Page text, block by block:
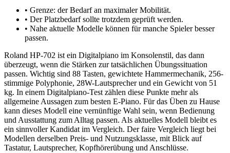
• Grenze: der Bedarf an maximaler Mobilität.
• Der Platzbedarf sollte trotzdem geprüft werden.
• Nahe aktuelle Modelle können für manche Spieler besser
passen.
Roland HP-702 ist ein Digitalpiano im Konsolenstil, das dann
überzeugt, wenn die Stärken zur tatsächlichen Übungssituation
passen. Wichtig sind 88 Tasten, gewichtete Hammermechanik, 256-
stimmige Polyphonie, 28W-Lautsprecher und ein Gewicht von 51
kg. In einem Digitalpiano-Test zählen diese Punkte mehr als
allgemeine Aussagen zum besten E-Piano. Für das Üben zu Hause
kann dieses Modell eine vernünftige Wahl sein, wenn Bedienung
und Ausstattung zum Alltag passen. Als aktuelles Modell bleibt es
ein sinnvoller Kandidat im Vergleich. Der faire Vergleich liegt bei
Modellen derselben Preis- und Nutzungsklasse, mit Blick auf
Tastatur, Lautsprecher, Kopfhörerübung und Anschlüsse.